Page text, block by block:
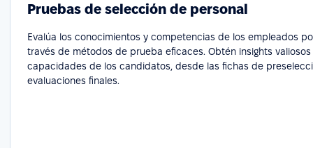
Pruebas de selección de personal
Evalúa los conocimientos y competencias de los empleados
través de métodos de prueba eficaces. Obtén insights
capacidades de los candidatos, desde las fichas de
evaluaciones finales.